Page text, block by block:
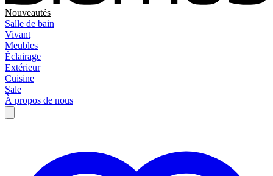
Nouveautés
Salle de bain
Vivant
Meubles
Éclairage
Extérieur
Cuisine
Sale
À propos de nous